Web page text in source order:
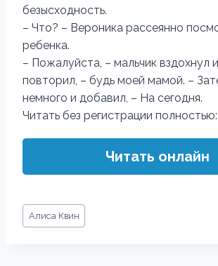
безысходность.
– Что? – Вероника рассеянно
ребенка.
– Пожалуйста, – мальчик вздохнул
повторил, – будь моей мамой. –
немного и добавил, – На сегодня.
Читать без регистрации полностью:
Читать онлайн
Метки
записи:
Алиса Квин